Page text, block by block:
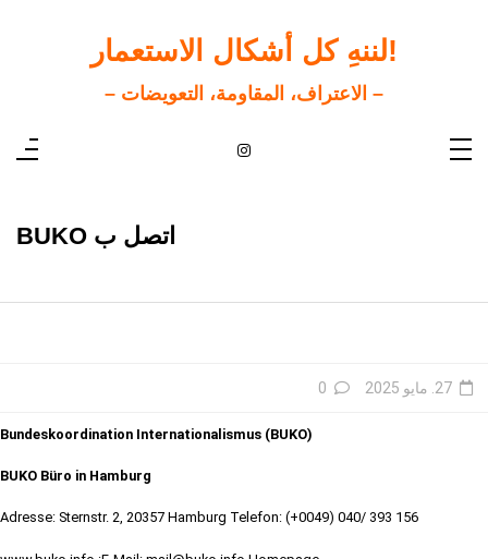
!لننهِ كل أشكال الاستعمار
– الاعتراف، المقاومة، التعويضات –
اتصل ب BUKO
27. مايو 2025 0
Bundeskoordination Internationalismus (BUKO)
BUKO Büro in Hamburg
Adresse: Sternstr. 2, 20357 Hamburg Telefon: (+0049) 040/ 393 156